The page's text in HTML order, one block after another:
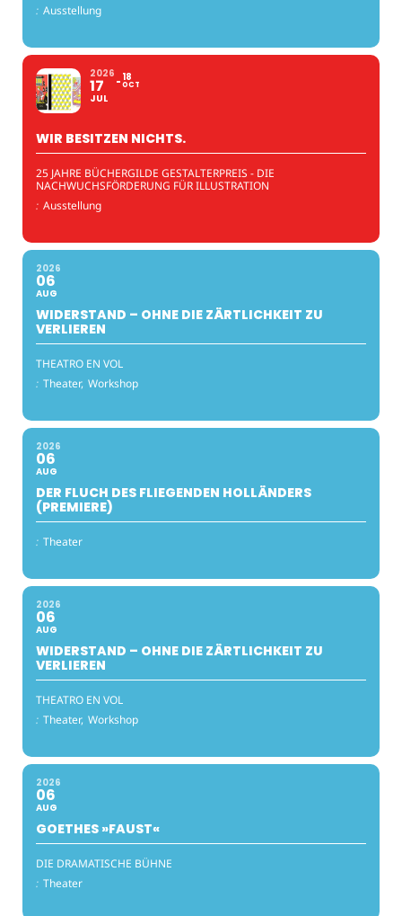
: Ausstellung
2026
17
JUL
18
OCT
WIR BESITZEN NICHTS.
25 JAHRE BÜCHERGILDE GESTALTERPREIS - DIE
NACHWUCHSFÖRDERUNG FÜR ILLUSTRATION
: Ausstellung
2026
06
AUG
WIDERSTAND – OHNE DIE ZÄRTLICHKEIT ZU
VERLIEREN
THEATRO EN VOL
: Theater, Workshop
2026
06
AUG
DER FLUCH DES FLIEGENDEN HOLLÄNDERS
(PREMIERE)
: Theater
2026
06
AUG
WIDERSTAND – OHNE DIE ZÄRTLICHKEIT ZU
VERLIEREN
THEATRO EN VOL
: Theater, Workshop
2026
06
AUG
GOETHES »FAUST«
DIE DRAMATISCHE BÜHNE
: Theater